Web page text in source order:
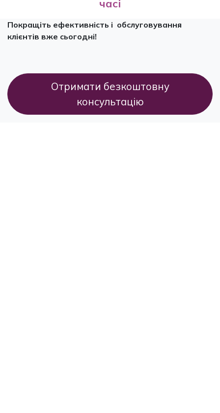
часі
Покращіть ефективність і обслуговування
клієнтів вже сьогодні!
Отримати безкоштовну
консультацію